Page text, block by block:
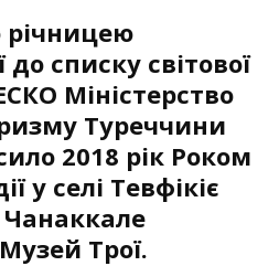
річницею
списку світової
Міністерство
Туреччини
2018 рік Роком
у селі Тевфікіє
Трої.